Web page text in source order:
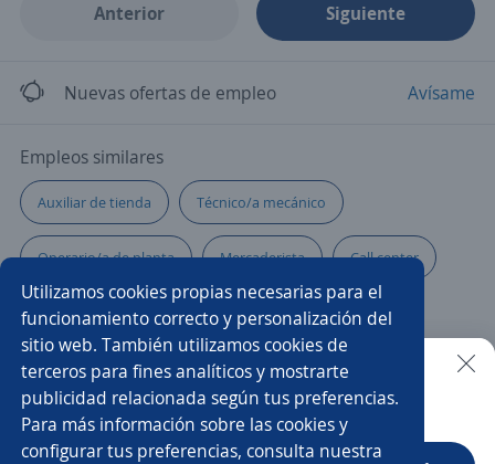
Anterior Siguiente
Nuevas ofertas de empleo Avísame
Empleos similares
Auxiliar de tienda Técnico/a mecánico
Operario/a de planta Mercaderista Call center
Ejecutivo/a telefónico Asesor/a de ventas
Impulsador/a Cajero banco Diseñador/a grafico
Practicante de reclutamiento y selección
Buscar es más fácil en la app
Utilizamos cookies propias necesarias para el
funcionamiento correcto y personalización del
sitio web. También utilizamos cookies de
terceros para fines analíticos y mostrarte
publicidad relacionada según tus preferencias.
Para más información sobre las cookies y
configurar tus preferencias, consulta nuestra